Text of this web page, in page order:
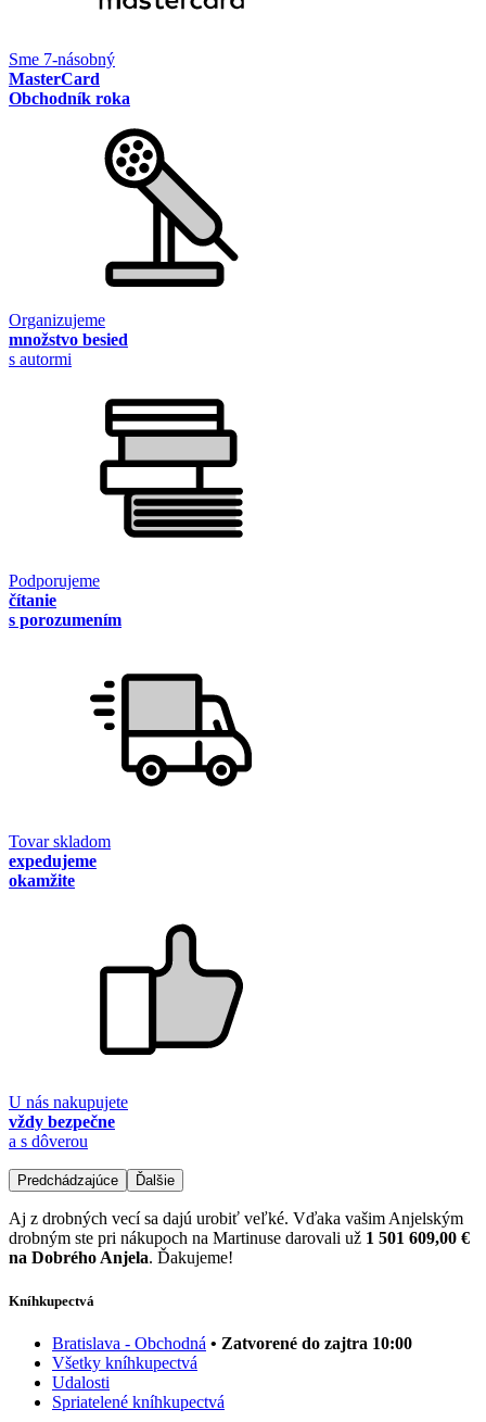
Sme 7-násobný
MasterCard
Obchodník roka
Organizujeme
množstvo besied
s autormi
Podporujeme
čítanie
s porozumením
Tovar skladom
expedujeme
okamžite
U nás nakupujete
vždy bezpečne
a s dôverou
Predchádzajúce Ďalšie
Aj z drobných vecí sa dajú urobiť veľké. Vďaka vašim Anjelským
drobným ste pri nákupoch na Martinuse darovali už 1 501 609,00 €
na Dobrého Anjela. Ďakujeme!
Kníhkupectvá
Bratislava - Obchodná • Zatvorené do zajtra 10:00
Všetky kníhkupectvá
Udalosti
Spriatelené kníhkupectvá